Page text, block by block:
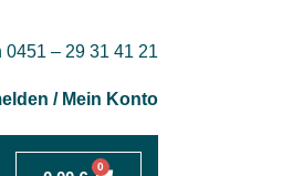
0451 – 29 31 41 21
/ Mein Konto
0